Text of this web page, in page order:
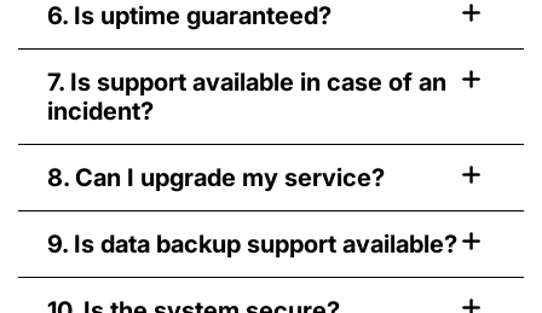
6. Is uptime guaranteed?
7. Is support available in case of an
incident?
8. Can I upgrade my service?
9. Is data backup support available?